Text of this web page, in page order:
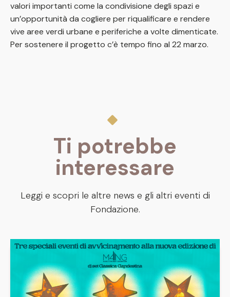
valori importanti come la condivisione degli spazi e
un’opportunità da cogliere per riqualificare e rendere
vive aree verdi urbane e periferiche a volte dimenticate.
Per sostenere il progetto c’è tempo fino al 22 marzo.
Ti potrebbe
interessare
Leggi e scopri le altre news e gli altri eventi di
Fondazione.